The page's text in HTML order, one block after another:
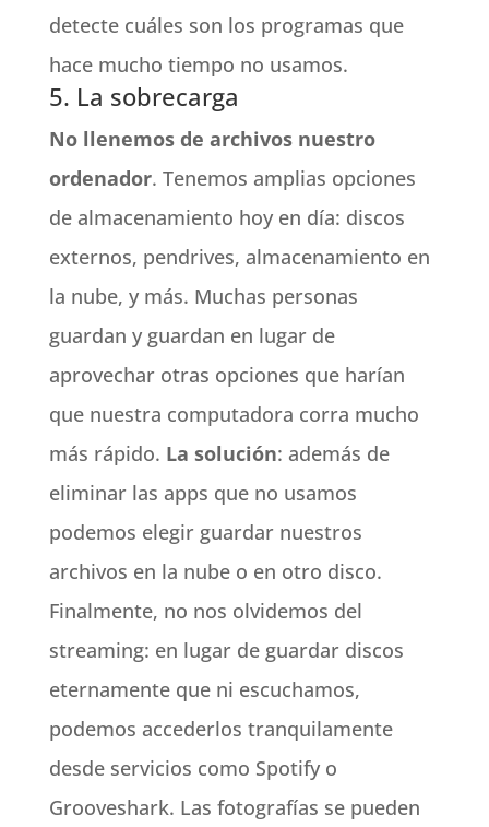
detecte cuáles son los programas que
hace mucho tiempo no usamos.
5. La sobrecarga
No llenemos de archivos nuestro
ordenador. Tenemos amplias opciones
de almacenamiento hoy en día: discos
externos, pendrives, almacenamiento en
la nube, y más. Muchas personas
guardan y guardan en lugar de
aprovechar otras opciones que harían
que nuestra computadora corra mucho
más rápido. La solución: además de
eliminar las apps que no usamos
podemos elegir guardar nuestros
archivos en la nube o en otro disco.
Finalmente, no nos olvidemos del
streaming: en lugar de guardar discos
eternamente que ni escuchamos,
podemos accederlos tranquilamente
desde servicios como Spotify o
Grooveshark. Las fotografías se pueden